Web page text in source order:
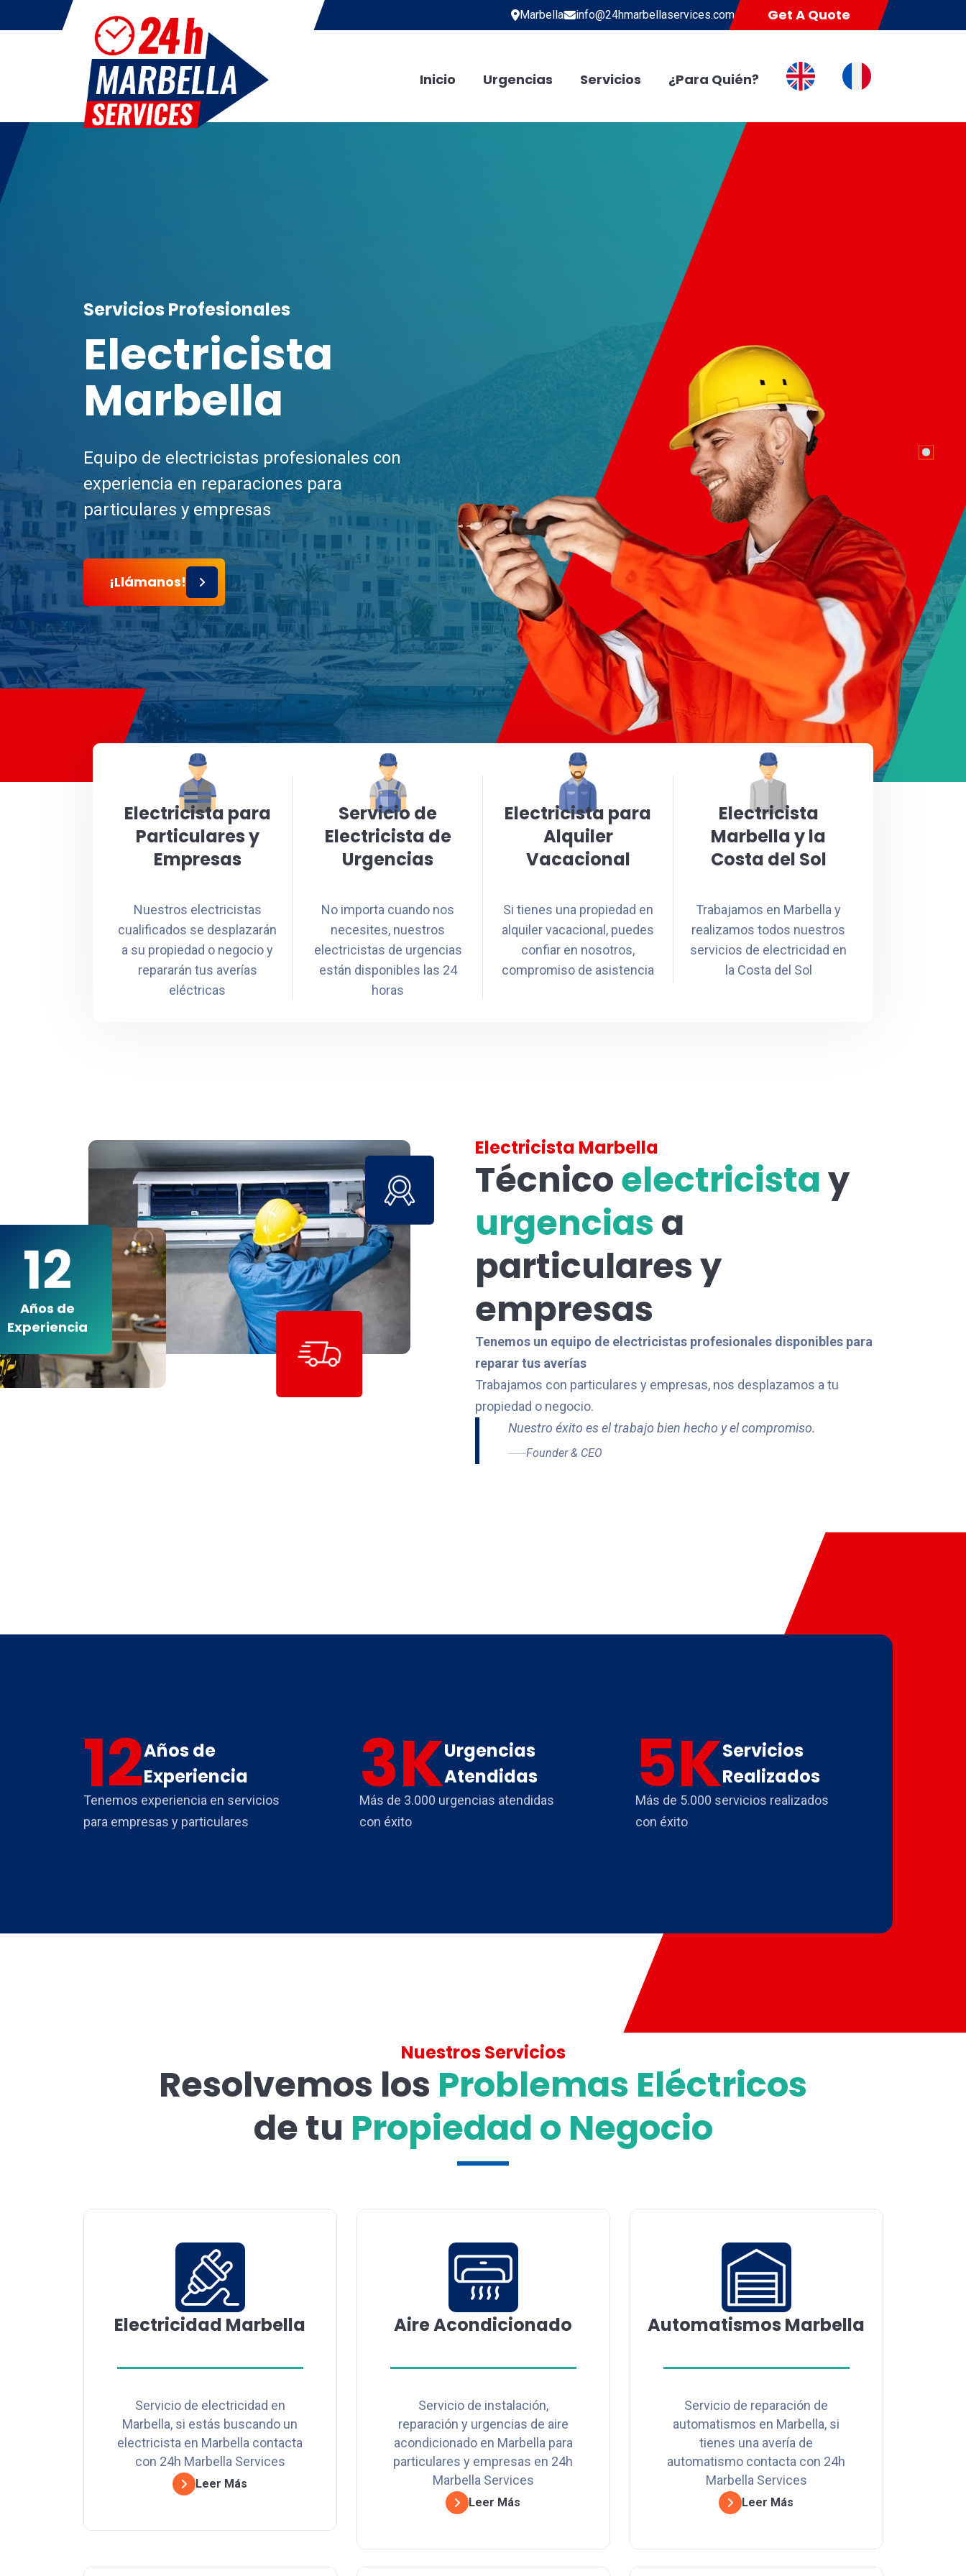
Marbella info@24hmarbellaservices.com Get A Quote
Inicio Urgencias Servicios ¿Para Quién?
Servicios Profesionales
Electricista
Marbella
Equipo de electricistas profesionales con
experiencia en reparaciones para
particulares y empresas
¡Llámanos!
Electricista para
Particulares y
Empresas
Nuestros electricistas
cualificados se desplazarán
a su propiedad o negocio y
repararán tus averías
eléctricas
Servicio de
Electricista de
Urgencias
No importa cuando nos
necesites, nuestros
electricistas de urgencias
están disponibles las 24
horas
Electricista para
Alquiler
Vacacional
Si tienes una propiedad en
alquiler vacacional, puedes
confiar en nosotros,
compromiso de asistencia
Electricista
Marbella y la
Costa del Sol
Trabajamos en Marbella y
realizamos todos nuestros
servicios de electricidad en
la Costa del Sol
12
Años de
Electricista Marbella
Técnicoelectricistay
urgenciasa
particulares y
empresas
Tenemos un equipo de electricistas profesionales disponibles para
reparar tus averías
Trabajamos con particulares y empresas, nos desplazamos a tu
propiedad o negocio.
Nuestro éxito es el trabajo bien hecho y el compromiso.
Founder & CEO
12Años de
Experiencia
Tenemos experiencia en servicios
para empresas y particulares
3KUrgencias
Atendidas
Más de 3.000 urgencias atendidas
con éxito
5KServicios
Realizados
Más de 5.000 servicios realizados
con éxito
Nuestros Servicios
Resolvemos los Problemas Eléctricos
de tu Propiedad o Negocio
Electricidad Marbella
Servicio de electricidad en
Marbella, si estás buscando un
electricista en Marbella contacta
con 24h Marbella Services
Leer Más
Aire Acondicionado
Servicio de instalación,
reparación y urgencias de aire
acondicionado en Marbella para
particulares y empresas en 24h
Marbella Services
Leer Más
Automatismos Marbella
Servicio de reparación de
automatismos en Marbella, si
tienes una avería de
automatismo contacta con 24h
Marbella Services
Leer Más